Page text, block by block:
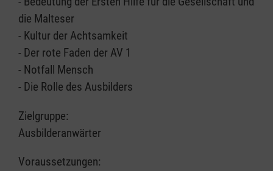
die Malteser
- Kultur der Achtsamkeit
- Der rote Faden der AV 1
- Notfall Mensch
- Die Rolle des Ausbilders
Zielgruppe:
Ausbilderanwärter
Voraussetzungen: